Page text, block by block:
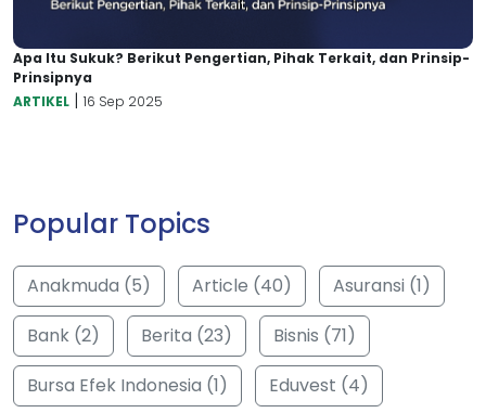
Apa Itu Sukuk? Berikut Pengertian, Pihak Terkait, dan Prinsip-
Prinsipnya
ARTIKEL | 16 Sep 2025
Popular Topics
Anakmuda (5) Article (40)
Asuransi (1)
Bank (2)
Berita (23)
Bisnis (71)
Bursa Efek Indonesia (1)
Eduvest (4)